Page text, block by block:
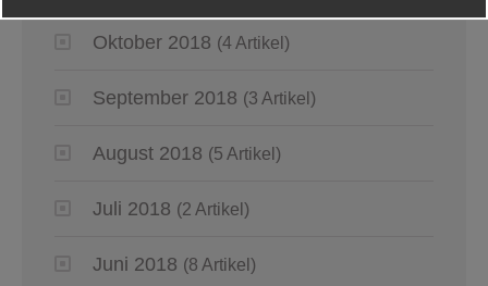
Oktober 2018 (4 Artikel)
September 2018 (3 Artikel)
August 2018 (5 Artikel)
Juli 2018 (2 Artikel)
Juni 2018 (8 Artikel)